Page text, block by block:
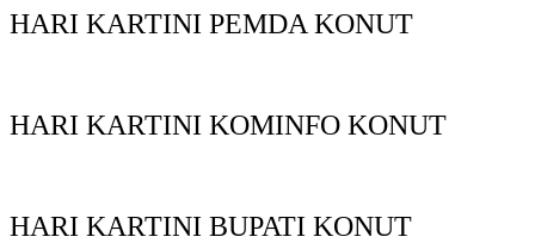
HARI KARTINI PEMDA KONUT
HARI KARTINI KOMINFO KONUT
HARI KARTINI BUPATI KONUT